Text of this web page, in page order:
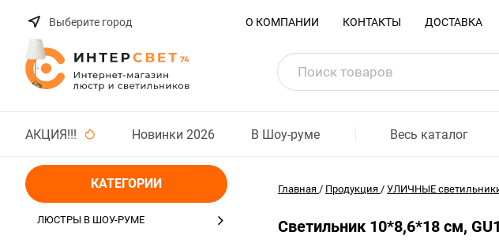
Выберите город О КОМПАНИИ КОНТАКТЫ ДОСТАВКА
АКЦИЯ!!! Новинки 2026 В Шоу-руме Весь каталог
КАТЕГОРИИ
ЛЮСТРЫ В ШОУ-РУМЕ
Главная / Продукция / УЛИЧНЫЕ
Светильник 10*8,6*18 см,